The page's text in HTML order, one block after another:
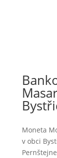
Moneta
v obci